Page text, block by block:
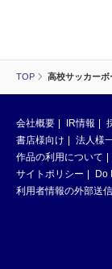
TOP 高校サッカー
会社概要 IR情報
書店様向け
法人様
作品の利用について
サイトポリシー
Do
利用者情報の外部送